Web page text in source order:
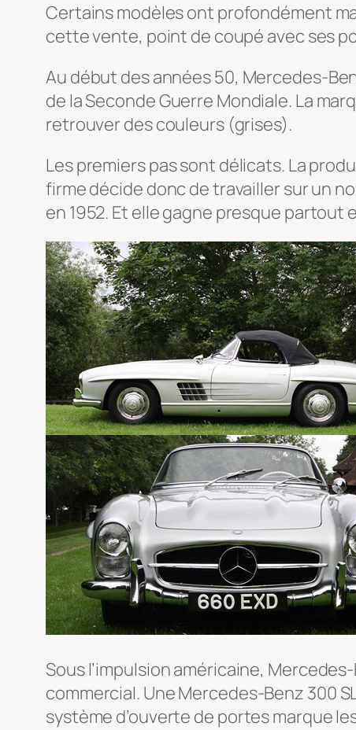
Certains modèles ont profondément
cette vente, point de coupé avec ses
Au début des années 50, Mercedes-
de la Seconde Guerre Mondiale. La
retrouver des couleurs (grises).
Les premiers pas sont délicats. La
firme décide donc de travailler sur un
en 1952. Et elle gagne presque
Sous l’impulsion américaine,
commercial. Une Mercedes-Benz 300
système d’ouverte de portes marque